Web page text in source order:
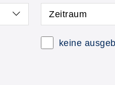
Zeitraum
keine